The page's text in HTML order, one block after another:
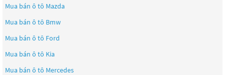
Mua bán ô tô Mazda
Mua bán ô tô Bmw
Mua bán ô tô Ford
Mua bán ô tô Kia
Mua bán ô tô Mercedes